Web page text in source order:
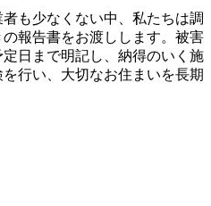
も少なくない中、私たちは調
報告書をお渡しします。被害
日まで明記し、納得のいく施
行い、大切なお住まいを長期